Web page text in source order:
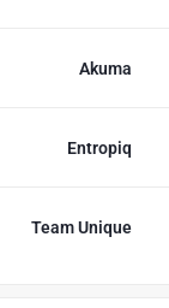
Akuma
Entropiq
Team Unique